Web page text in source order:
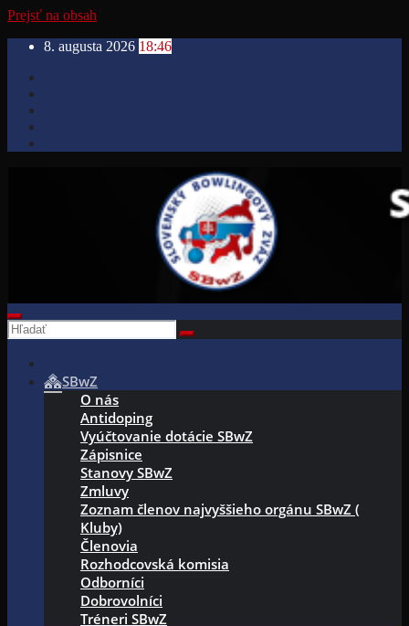
Prejsť na obsah
8. augusta 2026 18:46
SBwZ
O nás
Antidoping
Vyúčtovanie dotácie SBwZ
Zápisnice
Stanovy SBwZ
Zmluvy
Zoznam členov najvyššieho orgánu SBwZ (
Kluby)
Členovia
Rozhodcovská komisia
Odborníci
Dobrovolníci
Tréneri SBwZ